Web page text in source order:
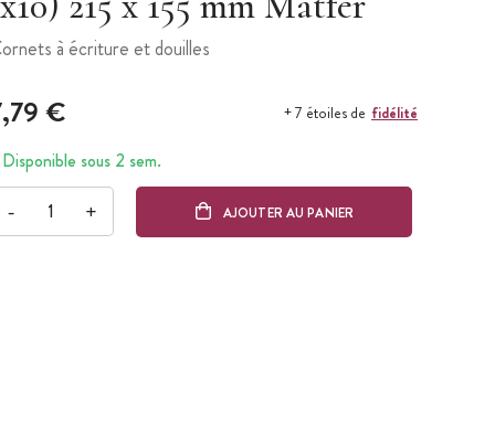
à écriture et douilles
€ + 7 étoiles de fidélité
Disponible sous 2 sem.
- + AJOUTER AU PANIER